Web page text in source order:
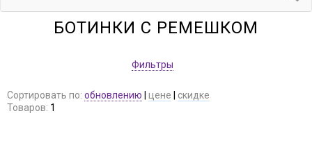
БОТИНКИ С РЕМЕШКОМ
Фильтры
Сортировать по: обновлению цене
скидке
Товаров: 1